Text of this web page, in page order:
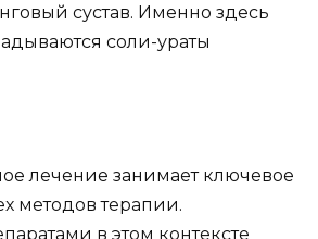
сустав. Именно здесь
соли-ураты
лечение занимает ключевое
методов терапии.
в этом контексте